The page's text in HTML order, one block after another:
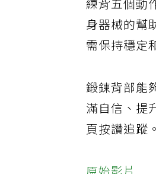
練背五個動
身器械的幫
需保持穩定
鍛鍊背部能
滿自信、提
頁按讚追蹤